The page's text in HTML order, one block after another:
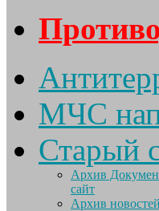
МЧС
Старый
Архив
сайт
Архив